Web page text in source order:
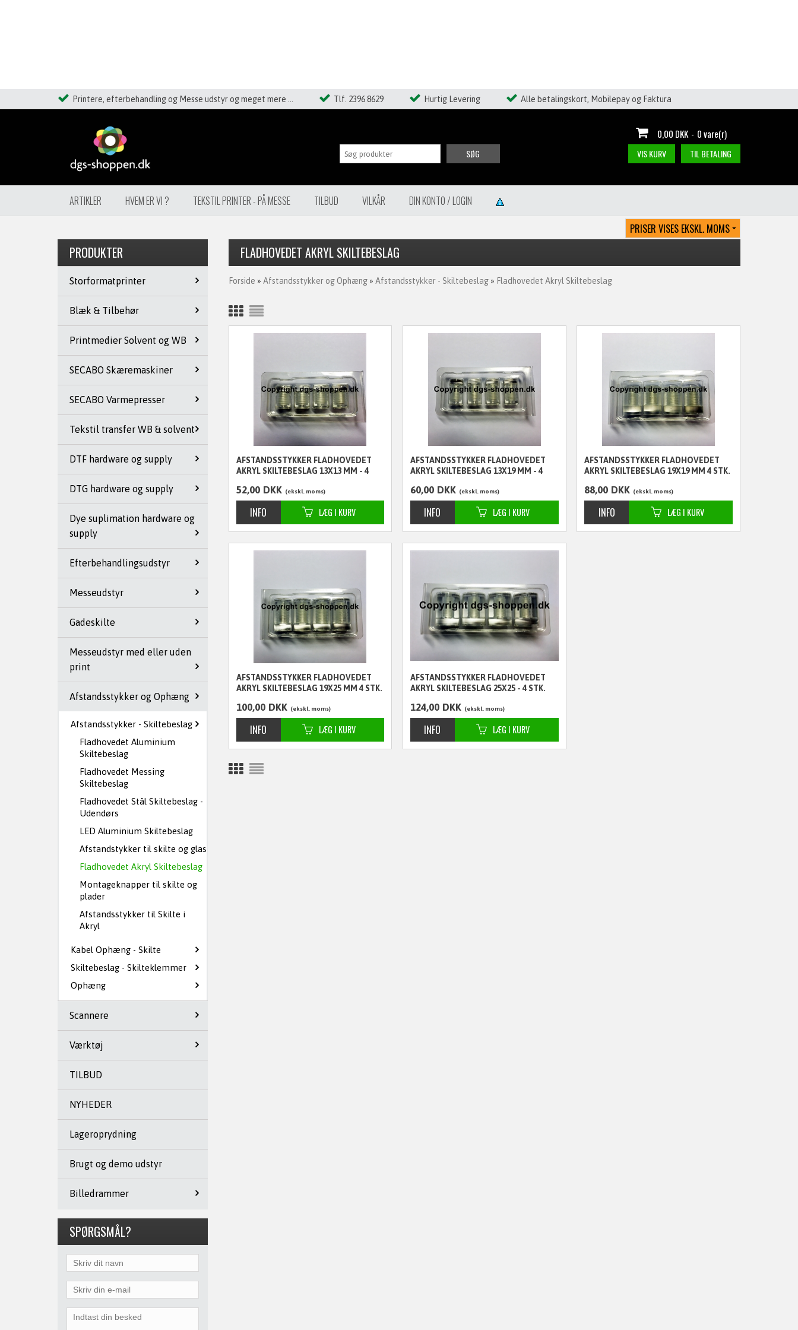
Printere, efterbehandling og Messe udstyr og meget mere ... Tlf. 2396 8629 Hurtig Levering Alle betalingskort, Mobilepay og Faktura
0,00 DKK - 0 vare(r)
VIS KURV TIL BETALING
ARTIKLER HVEM ER VI ? TEKSTIL PRINTER - PÅ MESSE TILBUD VILKÅR DIN KONTO / LOGIN
SØG
PRODUKTER
Storformatprinter
Blæk & Tilbehør
Printmedier Solvent og WB
SECABO Skæremaskiner
SECABO Varmepresser
Tekstil transfer WB & solvent
DTF hardware og supply
DTG hardware og supply
Dye suplimation hardware og
supply
Efterbehandlingsudstyr
Messeudstyr
Gadeskilte
Messeudstyr med eller uden
print
Afstandsstykker og Ophæng
Afstandsstykker - Skiltebeslag
Fladhovedet Aluminium
Skiltebeslag
Fladhovedet Messing
Skiltebeslag
Fladhovedet Stål Skiltebeslag -
Udendørs
LED Aluminium Skiltebeslag
Afstandstykker til skilte og glas
Fladhovedet Akryl Skiltebeslag
Montageknapper til skilte og
plader
Afstandsstykker til Skilte i
Akryl
Kabel Ophæng - Skilte
Skiltebeslag - Skilteklemmer
Ophæng
Scannere
Værktøj
TILBUD
NYHEDER
Lageroprydning
Brugt og demo udstyr
Billedrammer
SPØRGSMÅL?
FLADHOVEDET AKRYL SKILTEBESLAG
Forside » Afstandsstykker og Ophæng» Afstandsstykker - Skiltebeslag» Fladhovedet Akryl Skiltebeslag
AFSTANDSSTYKKER FLADHOVEDET
AKRYL SKILTEBESLAG 13X13 MM - 4
52,00 DKK ekskl. moms
AFSTANDSSTYKKER FLADHOVEDET
AKRYL SKILTEBESLAG 13X19 MM - 4
60,00 DKK ekskl. moms
AFSTANDSSTYKKER FLADHOVEDET
AKRYL SKILTEBESLAG 19X19 MM 4 STK.
88,00 DKK ekskl. moms
AFSTANDSSTYKKER FLADHOVEDET
AKRYL SKILTEBESLAG 19X25 MM 4 STK.
100,00 DKK ekskl. moms
AFSTANDSSTYKKER FLADHOVEDET
AKRYL SKILTEBESLAG 25X25 - 4 STK.
124,00 DKK ekskl. moms